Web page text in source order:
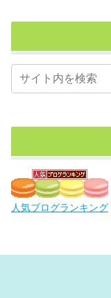
人気ブログランキング